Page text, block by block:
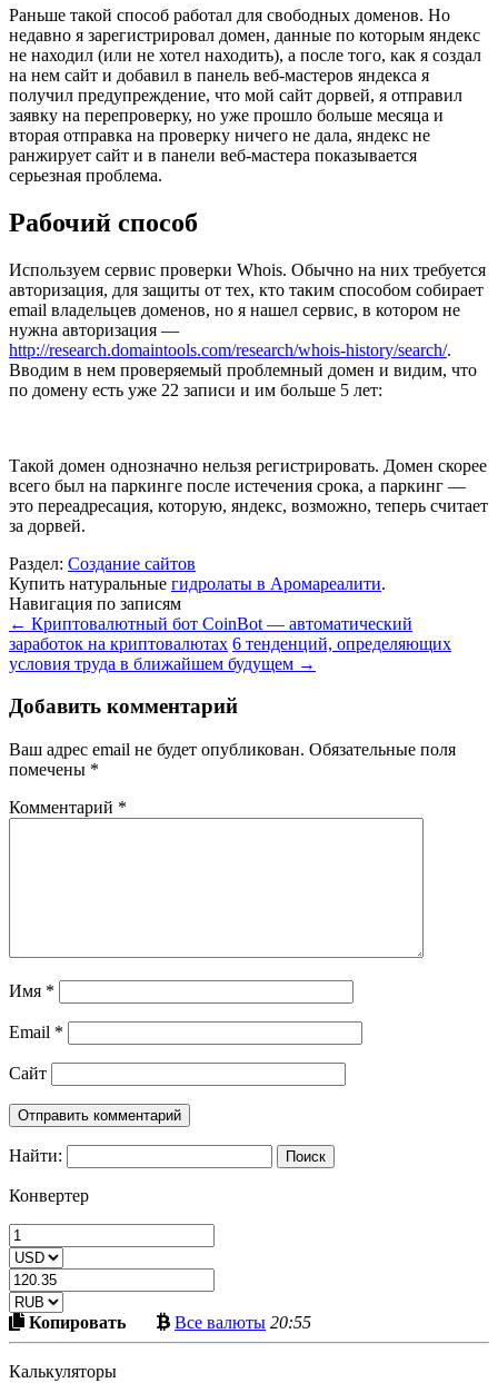
Раньше такой способ работал для свободных доменов. Но
недавно я зарегистрировал домен, данные по которым яндекс
не находил (или не хотел находить), а после того, как я создал
на нем сайт и добавил в панель веб-мастеров яндекса я
получил предупреждение, что мой сайт дорвей, я отправил
заявку на перепроверку, но уже прошло больше месяца и
вторая отправка на проверку ничего не дала, яндекс не
ранжирует сайт и в панели веб-мастера показывается
серьезная проблема.
Рабочий способ
Используем сервис проверки Whois. Обычно на них требуется
авторизация, для защиты от тех, кто таким способом собирает
email владельцев доменов, но я нашел сервис, в котором не
нужна авторизация —
http://research.domaintools.com/research/whois-history/search/.
Вводим в нем проверяемый проблемный домен и видим, что
по домену есть уже 22 записи и им больше 5 лет:
Такой домен однозначно нельзя регистрировать. Домен скорее
всего был на паркинге после истечения срока, а паркинг —
это переадресация, которую, яндекс, возможно, теперь считает
за дорвей.
Раздел: Создание сайтов
Купить натуральные гидролаты в Аромареалити.
Навигация по записям
← Криптовалютный бот CoinBot — автоматический
заработок на криптовалютах 6 тенденций, определяющих
условия труда в ближайшем будущем →
Добавить комментарий
Ваш адрес email не будет опубликован. Обязательные поля
помечены *
Комментарий *
Имя *
Email *
Сайт
Найти:
Конвертер
КопироватьСкопировать
в
Все валютыБольше
криптовалют
20:55
Калькуляторы